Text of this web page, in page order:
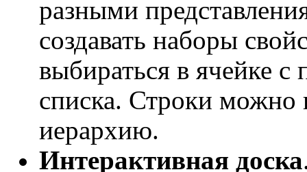
разными
создавать наборы
выбираться в ячейке
списка. Строки можно
иерархию.
Интерактивная доска